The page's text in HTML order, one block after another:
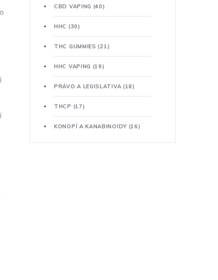
CBD VAPING (40)
HHC (30)
THC GUMMIES(21)
HHC VAPING (19)
PRÁVO A LEGISLATIVA (18)
THCP (17)
KONOPÍ A KANABINOIDY (16)